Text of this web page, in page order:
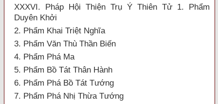
XXXVI. Pháp Hội Thiện Trụ Ý Thiên Tử 1. Phẩm
Duyên Khởi
2. Phẩm Khai Triệt Nghĩa
3. Phẩm Văn Thù Thần Biến
4. Phẩm Phá Ma
5. Phẩm Bồ Tát Thân Hành
6. Phẩm Phá Bồ Tát Tướng
7. Phẩm Phá Nhị Thừa Tướng